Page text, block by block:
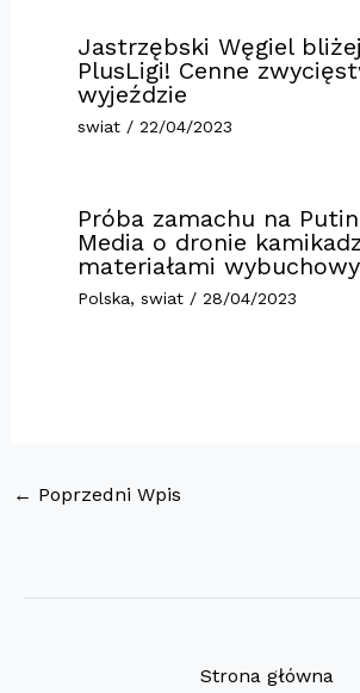
Jastrzębski Węgiel
PlusLigi! Cenne
wyjeździe
swiat/ 22/04/2023
Próba zamachu na
Media o dronie
materiałami
Polska, swiat/ 28/04/2023
← Poprzedni Wpis
Strona główna